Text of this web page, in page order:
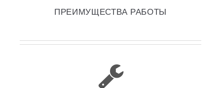
ПРЕИМУЩЕСТВА РАБОТЫ